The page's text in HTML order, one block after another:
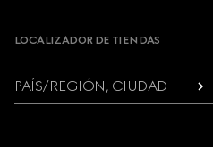
LOCALIZADOR DE TIENDAS
PAÍS/REGIÓN, CIUDAD